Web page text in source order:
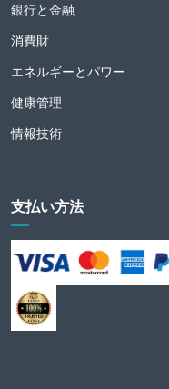
銀行と金融
消費財
エネルギーとパワー
健康管理
情報技術
支払い方法